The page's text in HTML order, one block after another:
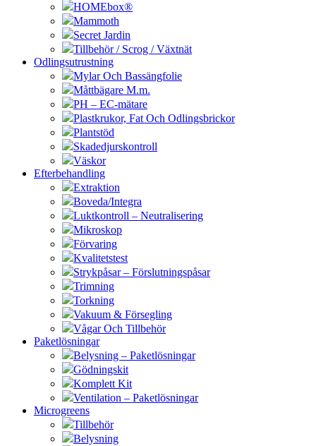
HOMEbox®
Mammoth
Secret Jardin
Tillbehör / Scrog / Växtnät
Odlingsutrustning
Mylar Och Bassängfolie
Måttbägare M.m.
PH – EC-mätare
Plastkrukor, Fat Och Odlingsbrickor
Plantstöd
Skadedjurskontroll
Väskor
Efterbehandling
Extraktion
Boveda/Integra
Luktkontroll – Neutralisering
Mikroskop
Förvaring
Kvalitetstest
Strykpåsar – Förslutningspåsar
Trimning
Torkning
Vakuum & Försegling
Vågar Och Tillbehör
Paketlösningar
Belysning – Paketlösningar
Gödningskit
Komplett Kit
Ventilation – Paketlösningar
Microgreens
Tillbehör
Belysning